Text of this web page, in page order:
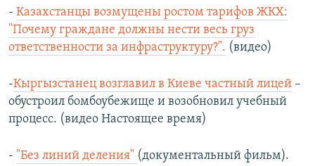
- Казахстанцы возмущены ростом тарифов ЖКХ:
"Почему граждане должны нести весь груз
ответственности за инфраструктуру?". (видео)
-Кыргызстанец возглавил в Киеве частный лицей –
обустроил бомбоубежище и возобновил учебный
процесс. (видео Настоящее время)
- "Без линий деления" (документальный фильм).